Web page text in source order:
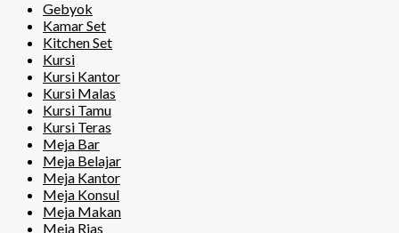
Gebyok
Kamar Set
Kitchen Set
Kursi
Kursi Kantor
Kursi Malas
Kursi Tamu
Kursi Teras
Meja Bar
Meja Belajar
Meja Kantor
Meja Konsul
Meja Makan
Meja Rias